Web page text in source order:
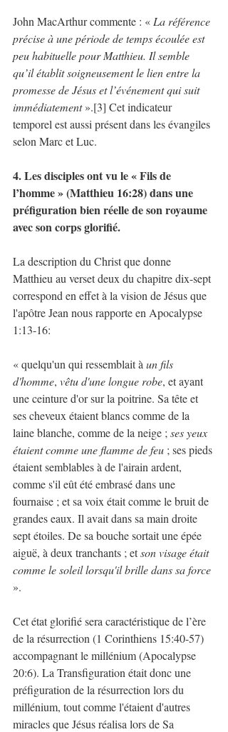
John MacArthur commente : « La référence
précise à une période de temps écoulée est
peu habituelle pour Matthieu. Il semble
qu’il établit soigneusement le lien entre la
promesse de Jésus et l’événement qui suit
immédiatement ».[3] Cet indicateur
temporel est aussi présent dans les évangiles
selon Marc et Luc.
4. Les disciples ont vu le « Fils de
l’homme » (Matthieu 16:28) dans une
préfiguration bien réelle de son royaume
avec son corps glorifié.
La description du Christ que donne
Matthieu au verset deux du chapitre dix-sept
correspond en effet à la vision de Jésus que
l'apôtre Jean nous rapporte en Apocalypse
1:13-16:
« quelqu'un qui ressemblait à un fils
d'homme, vêtu d'une longue robe, et ayant
une ceinture d'or sur la poitrine. Sa tête et
ses cheveux étaient blancs comme de la
laine blanche, comme de la neige ; ses yeux
étaient comme une flamme de feu ; ses pieds
étaient semblables à de l'airain ardent,
comme s'il eût été embrasé dans une
fournaise ; et sa voix était comme le bruit de
grandes eaux. Il avait dans sa main droite
sept étoiles. De sa bouche sortait une épée
aiguë, à deux tranchants ; et son visage était
comme le soleil lorsqu'il brille dans sa force
».
Cet état glorifié sera caractéristique de l’ère
de la résurrection (1 Corinthiens 15:40-57)
accompagnant le millénium (Apocalypse
20:6).​ La Transfiguration était donc une
préfiguration de la résurrection lors du
millénium, tout comme l'étaient d'autres
miracles que Jésus réalisa lors de Sa